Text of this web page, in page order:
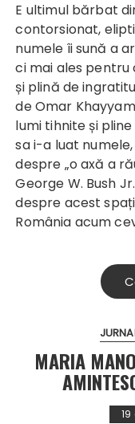
E ultimul bărbat din viața mea: nenorocos,
contorsionat,
numele îi sună a
ci mai ales
și plină de
de Omar
lumi tihnite și
sa i-a luat
despre „o axă a
George W. Bush
despre acest
România acum
MARIA